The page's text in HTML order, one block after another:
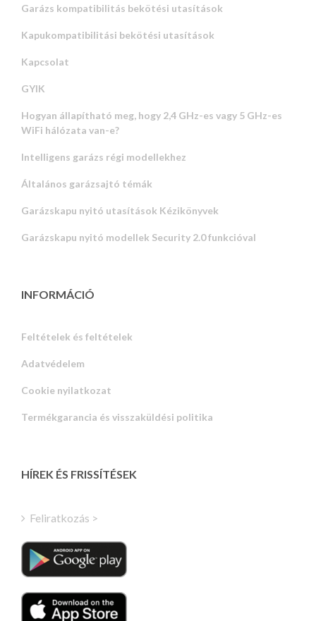
Garázs kompatibilitás bekötési utasítások
Kapukompatibilitási bekötési utasítások
Kapcsolat
GYIK
Hogyan állapítható meg, hogy 2,4 GHz-es vagy 5 GHz-es
WiFi hálózata van-e?
Intelligens garázs régi modellekhez
Általános garázsajtó témák
Garázskapu nyitó utasítások Kézikönyvek
Garázskapu nyitó modellek Security 2.0 funkcióval
INFORMÁCIÓ
Feltételek és feltételek
Adatvédelem
Cookie nyilatkozat
Termékgarancia és visszaküldési politika
HÍREK ÉS FRISSÍTÉSEK
Feliratkozás >